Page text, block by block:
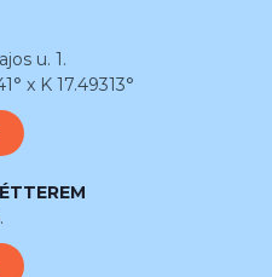
u. 1.
x K 17.49313°